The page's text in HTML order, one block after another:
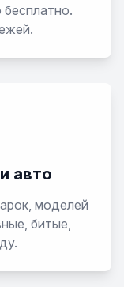
авто
моделей
битые,